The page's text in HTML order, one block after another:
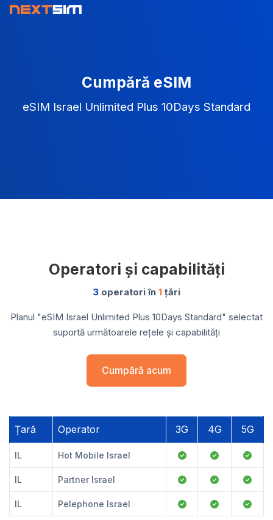
Cumpără eSIM
eSIM Israel Unlimited Plus 10Days Standard
Operatori și capabilități
3 operatori în 1 țări
Planul "eSIM Israel Unlimited Plus 10Days Standard" selectat
suportă următoarele rețele și capabilități
Cumpără acum
Țară Operator 3G 4G 5G
IL Hot Mobile Israel
IL Partner Israel
IL Pelephone Israel